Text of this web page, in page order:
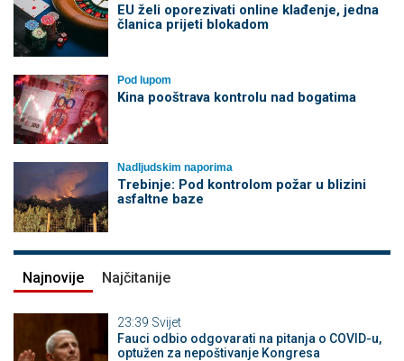
EU želi oporezivati online klađenje, jedna
članica prijeti blokadom
Pod lupom
Kina pooštrava kontrolu nad bogatima
Nadljudskim naporima
Trebinje: Pod kontrolom požar u blizini
asfaltne baze
Najnovije Najčitanije
23:39 Svijet
Fauci odbio odgovarati na pitanja o COVID-u,
optužen za nepoštivanje Kongresa